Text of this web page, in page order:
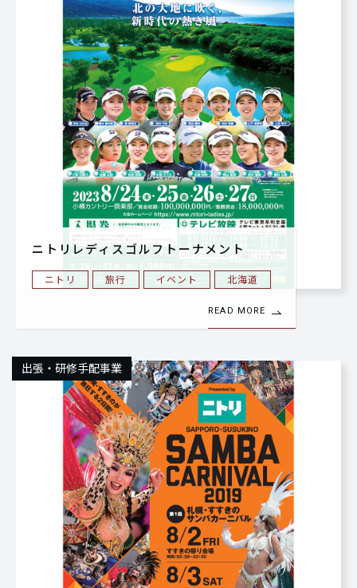
ニトリレディスゴルフトーナメント
ニトリ 旅行 イベント 北海道
READ MORE
出張・研修手配事業